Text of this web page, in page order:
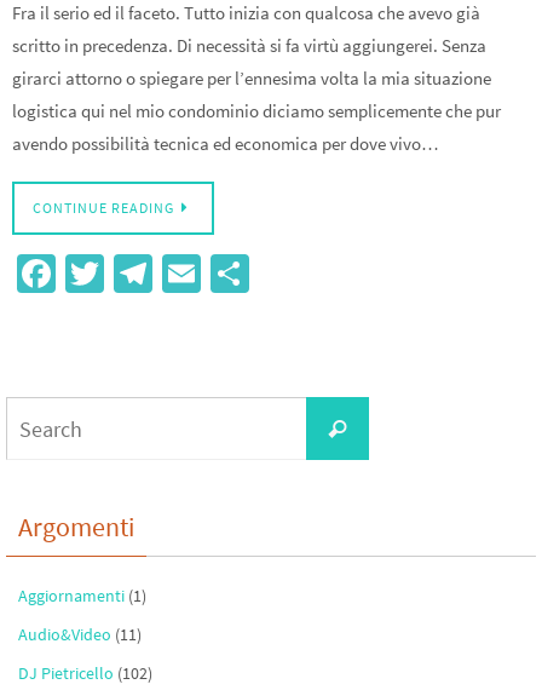
Fra il serio ed il faceto. Tutto inizia con qualcosa che avevo già
scritto in precedenza. Di necessità si fa virtù aggiungerei. Senza
girarci attorno o spiegare per l’ennesima volta la mia situazione
logistica qui nel mio condominio diciamo semplicemente che pur
avendo possibilità tecnica ed economica per dove vivo…
CONTINUE READING
Fa
o
o
T
er
Te
a
E
e
Search
Argomenti
Aggiornamenti (1)
Audio&Video (11)
DJ Pietricello (102)